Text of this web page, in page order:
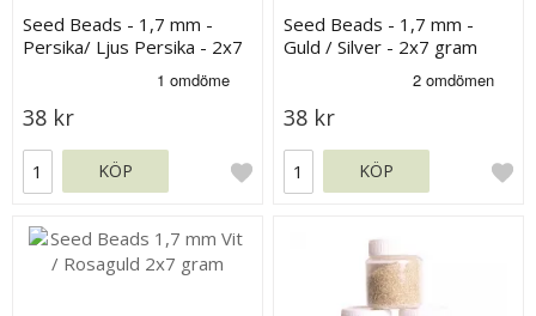
Seed Beads - 1,7 mm -
Persika/ Ljus Persika - 2x7
38 kr
KÖP
Seed Beads - 1,7 mm -
Guld / Silver - 2x7 gram
38 kr
KÖP